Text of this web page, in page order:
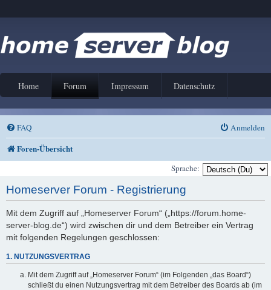
Home Forum Impressum Datenschutz
FAQ Anmelden
Foren-Übersicht
Sprache:
Homeserver Forum - Registrierung
Mit dem Zugriff auf „Homeserver Forum“ („https://forum.home-
server-blog.de“) wird zwischen dir und dem Betreiber ein Vertrag
mit folgenden Regelungen geschlossen:
1. NUTZUNGSVERTRAG
Mit dem Zugriff auf „Homeserver Forum“ (im Folgenden „das Board“)
schließt du einen Nutzungsvertrag mit dem Betreiber des Boards ab (im